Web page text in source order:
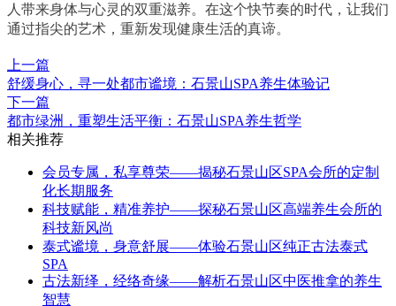
人带来身体与心灵的双重滋养。在这个快节奏的时代，让我们
通过指尖的艺术，重新发现健康生活的真谛。
上一篇
舒缓身心，寻一处都市谧境：石景山SPA养生体验记
下一篇
都市绿洲，重塑生活平衡：石景山SPA养生哲学
相关推荐
会员专属，私享尊荣——揭秘石景山区SPA会所的定制
化长期服务
科技赋能，精准养护——探秘石景山区高端养生会所的
科技新风尚
泰式谧境，身意舒展——体验石景山区纯正古法泰式
SPA
古法新绎，经络奇缘——解析石景山区中医推拿的养生
智慧